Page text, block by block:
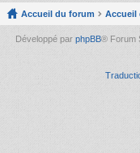
Accueil du forum Accueil
Développé par phpBB® Forum